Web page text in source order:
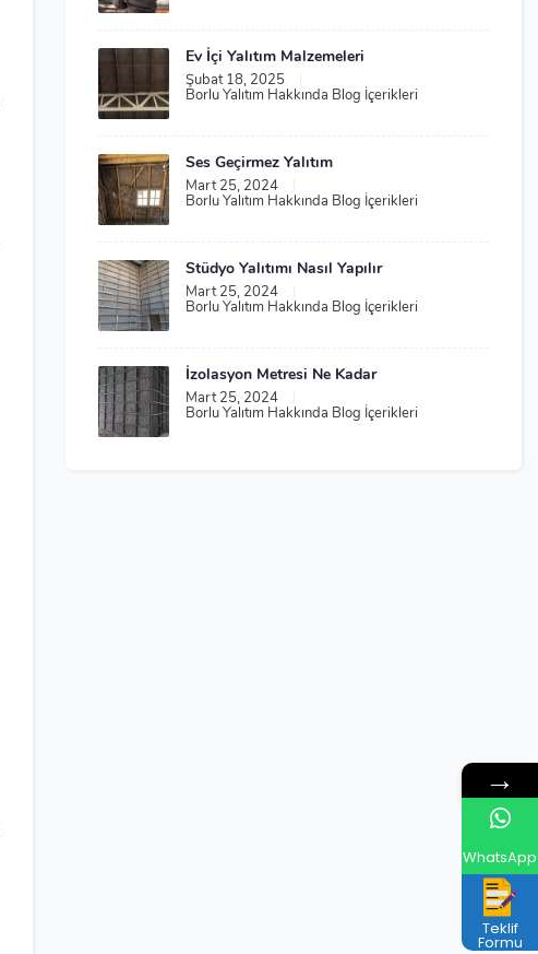
Ev İçi Yalıtım Malzemeleri
Şubat 18, 2025
Borlu Yalıtım Hakkında Blog İçerikleri
Ses Geçirmez Yalıtım
Mart 25, 2024
Borlu Yalıtım Hakkında Blog İçerikleri
Stüdyo Yalıtımı Nasıl Yapılır
Mart 25, 2024
Borlu Yalıtım Hakkında Blog İçerikleri
İzolasyon Metresi Ne Kadar
Mart 25, 2024
Borlu Yalıtım Hakkında Blog İçerikleri
→
WhatsApp
Teklif
Formu